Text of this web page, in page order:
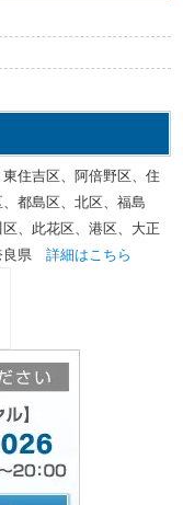
住吉区、阿倍野区、住
都島区、北区、福島
、此花区、港区、大正
良県詳細はこちら